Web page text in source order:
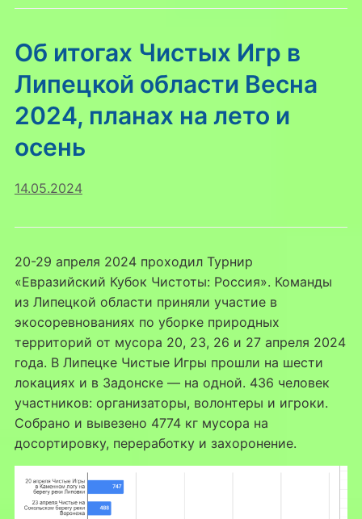
Об итогах Чистых Игр в
Липецкой области Весна
2024, планах на лето и
осень
14.05.2024
20-29 апреля 2024 проходил Турнир
«Евразийский Кубок Чистоты: Россия». Команды
из Липецкой области приняли участие в
экосоревнованиях по уборке природных
территорий от мусора 20, 23, 26 и 27 апреля 2024
года. В Липецке Чистые Игры прошли на шести
локациях и в Задонске — на одной. 436 человек
участников: организаторы, волонтеры и игроки.
Собрано и вывезено 4774 кг мусора на
досортировку, переработку и захоронение.